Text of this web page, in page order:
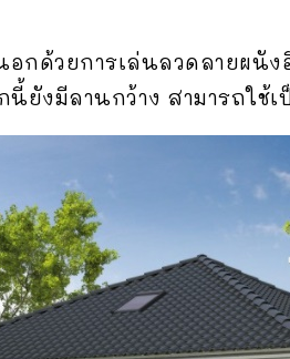
กด้วยการเล่นลวดลายผนั
นี้ยังมีลานกว้าง สามารถใ